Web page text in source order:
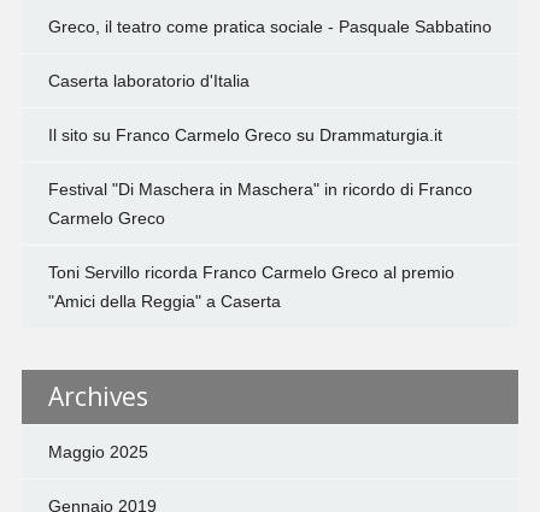
Greco, il teatro come pratica sociale - Pasquale Sabbatino
Caserta laboratorio d'Italia
Il sito su Franco Carmelo Greco su Drammaturgia.it
Festival "Di Maschera in Maschera" in ricordo di Franco
Carmelo Greco
Toni Servillo ricorda Franco Carmelo Greco al premio
"Amici della Reggia" a Caserta
Archives
Maggio 2025
Gennaio 2019